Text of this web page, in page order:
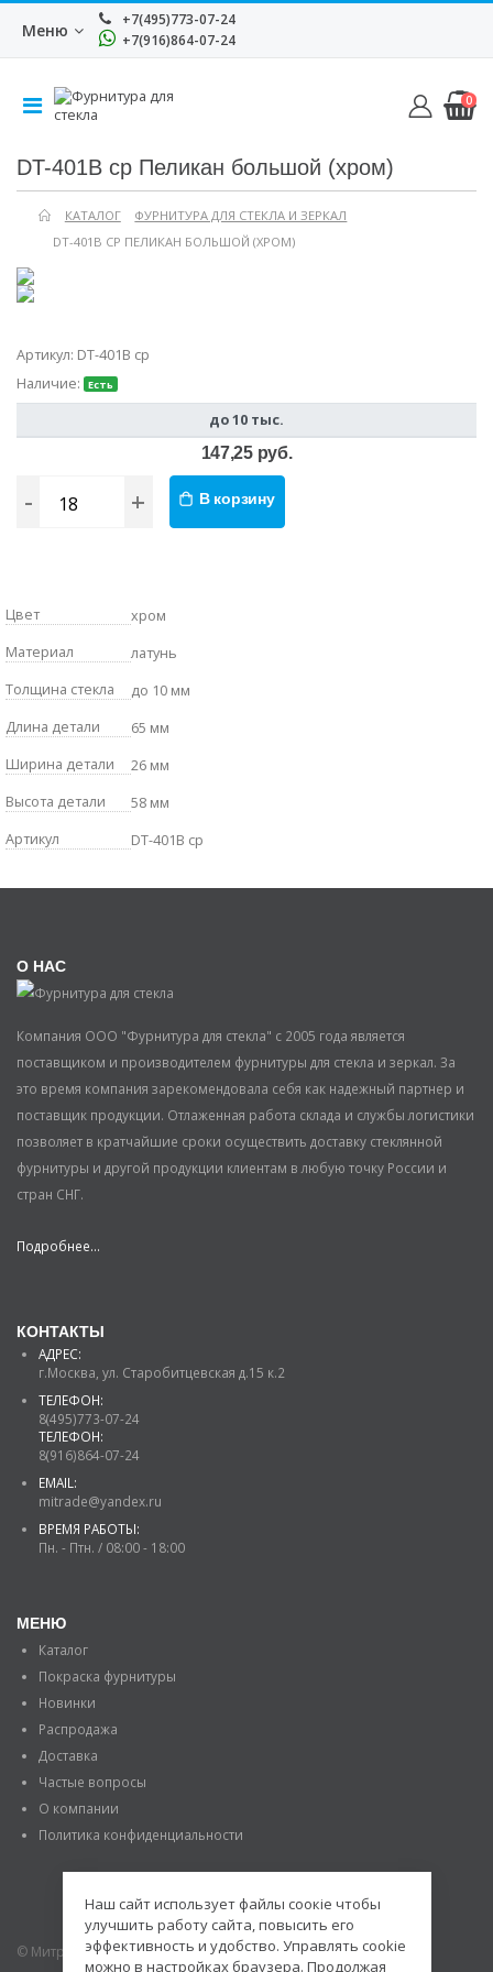
Меню
+7(495)773-07-24
+7(916)864-07-24
0
DT-401B cp Пеликан большой (хром)
КАТАЛОГ
ФУРНИТУРА ДЛЯ СТЕКЛА И ЗЕРКАЛ
DT-401B CP ПЕЛИКАН БОЛЬШОЙ (ХРОМ)
Артикул: DT-401B cp
Наличие:
Есть
до 10 тыс.
147,25 руб.
- + В корзину
Цвет
хром
Материал
латунь
Толщина стекла
до 10 мм
Длина детали
65 мм
Ширина детали
26 мм
Высота детали
58 мм
Артикул
DT-401B cp
О НАС
Компания ООО "Фурнитура для стекла" с 2005 года является
поставщиком и производителем фурнитуры для стекла и зеркал. За
это время компания зарекомендовала себя как надежный партнер и
поставщик продукции. Отлаженная работа склада и службы логистики
позволяет в кратчайшие сроки осуществить доставку стеклянной
фурнитуры и другой продукции клиентам в любую точку России и
стран СНГ.
Подробнее...
КОНТАКТЫ
АДРЕС:
г.Москва, ул. Старобитцевская д.15 к.2
ТЕЛЕФОН:
8(495)773-07-24
ТЕЛЕФОН:
8(916)864-07-24
EMAIL:
mitrade@yandex.ru
ВРЕМЯ РАБОТЫ:
Пн. - Птн. / 08:00 - 18:00
МЕНЮ
Каталог
Покраска фурнитуры
Новинки
Распродажа
Доставка
Частые вопросы
О компании
Политика конфиденциальности
© Митраде. 2020. Все права защищены.
Наш сайт использует файлы соокіе чтобы
улучшить работу сайта, повысить его
эффективность и удобство. Управлять cookie
можно в настройках браузера. Продолжая